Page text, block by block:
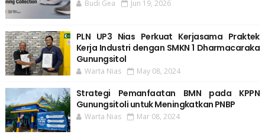
Budi Gea Jun 19, 2026
PLN UP3 Nias Perkuat Kerjasama Praktek
Kerja Industri dengan SMKN 1 Dharmacaraka
Gunungsitol
Warta Nias May 08, 2024
Strategi Pemanfaatan BMN pada KPPN
Gunungsitoli untuk Meningkatkan PNBP
Warta Nias Mar 08, 2024